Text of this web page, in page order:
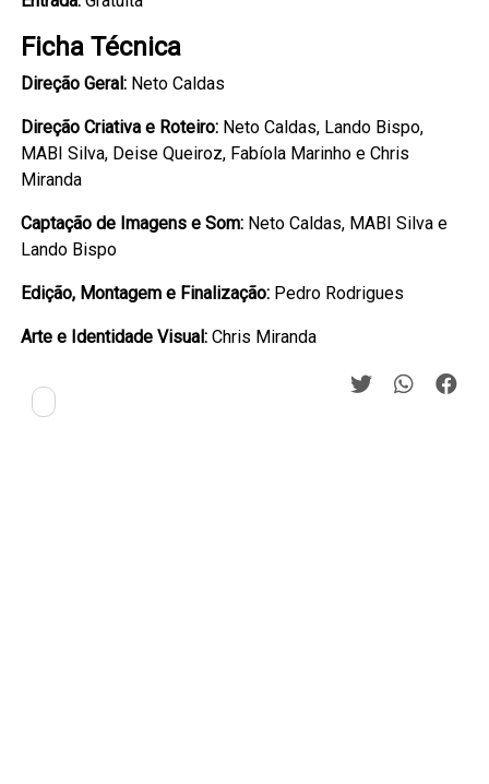
Ficha Técnica
Direção Geral: Neto Caldas
Direção Criativa e Roteiro: Neto Caldas, Lando Bispo,
MABI Silva, Deise Queiroz, Fabíola Marinho e Chris
Miranda
Captação de Imagens e Som: Neto Caldas, MABI Silva e
Lando Bispo
Edição, Montagem e Finalização: Pedro Rodrigues
Arte e Identidade Visual: Chris Miranda